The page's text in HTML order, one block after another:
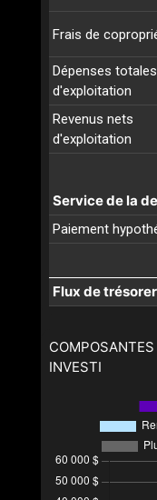
Frais de
Dépenses totales
d'exploitation
Revenus nets
d'exploitation
Service de la
Paiement
Flux de
INVESTI